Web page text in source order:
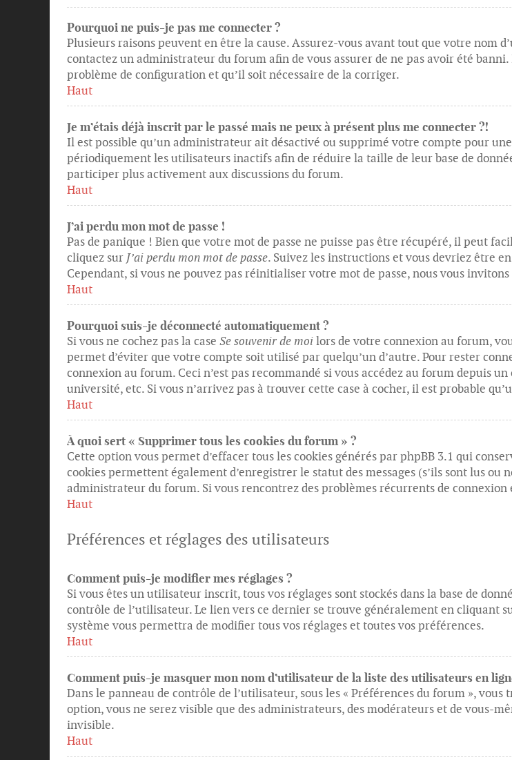
Pourquoi ne puis-je pas me connecter ?
Plusieurs raisons peuvent en être la cause. Assurez-vous avant tout que votre nom
contactez un administrateur du forum afin de vous assurer de ne pas avoir été
problème de configuration et qu’il soit nécessaire de la corriger.
Haut
Je m’étais déjà inscrit par le passé mais ne peux à présent plus me connecter ?!
Il est possible qu’un administrateur ait désactivé ou supprimé votre compte pour
périodiquement les utilisateurs inactifs afin de réduire la taille de leur base de
participer plus activement aux discussions du forum.
Haut
J’ai perdu mon mot de passe !
Pas de panique ! Bien que votre mot de passe ne puisse pas être récupéré, il peut
cliquez sur J’ai perdu mon mot de passe. Suivez les instructions et vous devriez être
Cependant, si vous ne pouvez pas réinitialiser votre mot de passe, nous vous
Haut
Pourquoi suis-je déconnecté automatiquement ?
Si vous ne cochez pas la case Se souvenir de moilors de votre connexion au forum,
permet d’éviter que votre compte soit utilisé par quelqu’un d’autre. Pour rester
connexion au forum. Ceci n’est pas recommandé si vous accédez au forum depuis
université, etc. Si vous n’arrivez pas à trouver cette case à cocher, il est probable
Haut
À quoi sert « Supprimer tous les cookies du forum » ?
Cette option vous permet d’effacer tous les cookies générés par phpBB 3.1 qui
cookies permettent également d’enregistrer le statut des messages (s’ils sont lus
administrateur du forum. Si vous rencontrez des problèmes récurrents de
Haut
Préférences et réglages des utilisateurs
Comment puis-je modifier mes réglages ?
Si vous êtes un utilisateur inscrit, tous vos réglages sont stockés dans la base de
contrôle de l’utilisateur. Le lien vers ce dernier se trouve généralement en cliquant
système vous permettra de modifier tous vos réglages et toutes vos préférences.
Haut
Comment puis-je masquer mon nom d’utilisateur de la liste des utilisateurs en
Dans le panneau de contrôle de l’utilisateur, sous les « Préférences du forum », vous
option, vous ne serez visible que des administrateurs, des modérateurs et de vous-
invisible.
Haut